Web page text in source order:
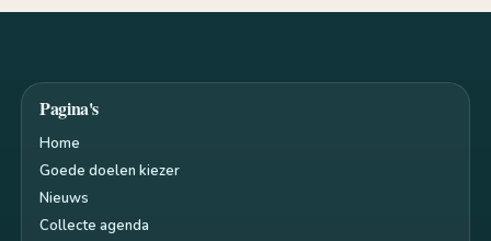
Pagina's
Home
Goede doelen kiezer
Nieuws
Collecte agenda